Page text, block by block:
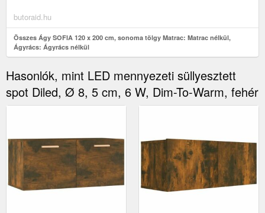
butoraid.hu
Összes Ágy SOFIA 120 x 200 cm, sonoma tölgy Matrac: Matrac nélkül,
Ágyrács: Ágyrács nélkül
Hasonlók, mint LED mennyezeti süllyesztett
spot Diled, Ø 8, 5 cm, 6 W, Dim-To-Warm, fehér